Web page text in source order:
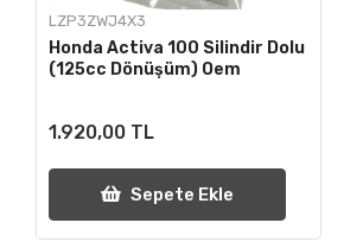
LZP3ZWJ4X3
Honda Activa 100 Silindir Dolu
(125cc Dönüşüm) Oem
1.920,00 TL
Sepete Ekle